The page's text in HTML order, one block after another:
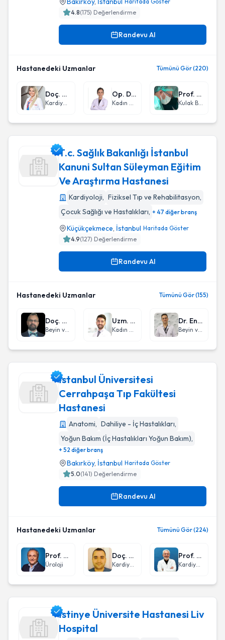
4.8(175) Değerlendirme
Randevu Al
Hastanedeki Uzmanlar Tümünü Gör (220)
Doç. Dr. Özge Özden Tok
Kardiyoloji
Op. Dr. Nadire Sevda İdil
Kadın Hastalıkları ve Doğum
Prof. Dr. İbrahim Erdim
Kulak Burun Boğaz hastalıkları - KBB
T.c. Sağlık Bakanlığı İstanbul
Kanuni Sultan Süleyman Eğitim
Ve Araştırma Hastanesi
Kardiyoloji, Fiziksel Tıp ve Rehabilitasyon,
Çocuk Sağlığı ve Hastalıkları, + 47 diğer branş
Küçükçekmece, İstanbul Haritada Göster
4.9(127) Değerlendirme
Randevu Al
Hastanedeki Uzmanlar Tümünü Gör (155)
Doç. Dr. Nuri Serdar Baş
Beyin ve Sinir Cerrahisi
Uzm. Dr. Cem Erdoğan
Kadın Hastalıkları ve Doğum
Dr. Engin Çiftçi
Beyin ve Sinir Cerrahisi
İstanbul Üniversitesi Cerrahpaşa Tıp Fakültesi Hastanesi
İstanbul Üniversitesi
Cerrahpaşa Tıp Fakültesi
Hastanesi
Anatomi, Dahiliye - İç Hastalıkları,
Yoğun Bakım (İç Hastalıkları Yoğun Bakım),
+ 52 diğer branş
Bakırköy, İstanbul Haritada Göster
5.0(141) Değerlendirme
Randevu Al
Hastanedeki Uzmanlar Tümünü Gör (224)
Prof. Dr. Mustafa Kadıhasanoğlu
Üroloji
Doç. Dr. Şükrü Arslan
Kardiyoloji
Prof. Dr. Mehmet Hakan Karpuz
Kardiyoloji
İstinye Üniversite Hastanesi Liv
Hospital